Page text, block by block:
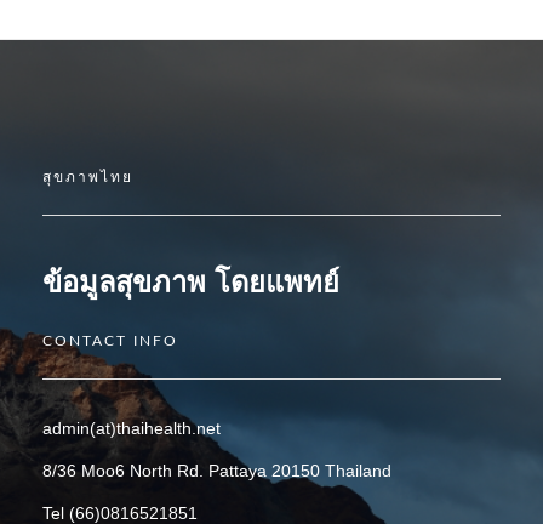
สุขภาพไทย
ข้อมูลสุขภาพ โดยแพทย์
CONTACT INFO
admin(at)thaihealth.net
8/36 Moo6 North Rd. Pattaya 20150 Thailand
Tel (66)0816521851